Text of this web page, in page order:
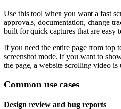
Use this tool when you want a fast
approvals, documentation, change
built for quick captures that are easy
If you need the entire page from top
screenshot mode. If you want to
the page, a website scrolling video is
Common use cases
Design review and bug reports